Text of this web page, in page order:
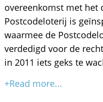
overeenkomst met het
Postcodeloterij is
waarmee de
verdedigd voor de
in 2011 iets geks te
+Read more...